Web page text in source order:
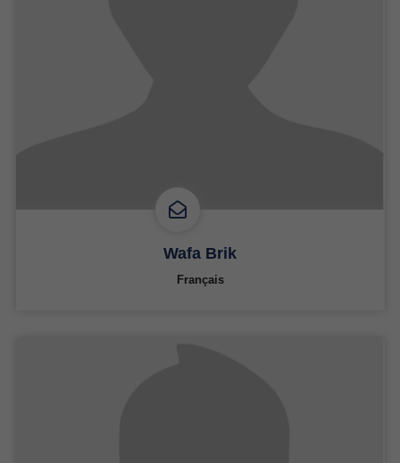
Wafa Brik
Français